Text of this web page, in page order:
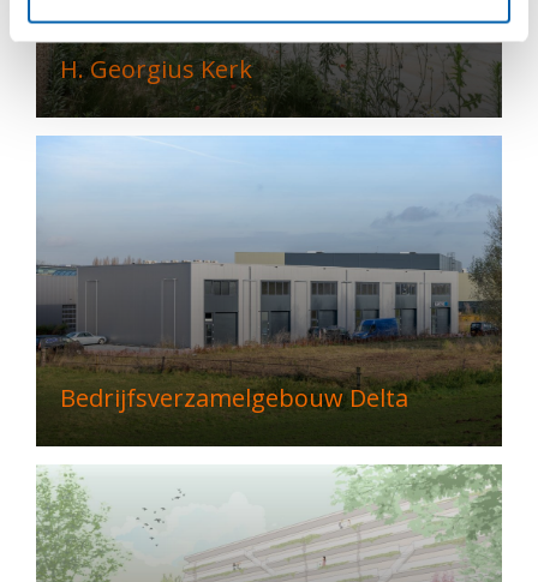
H. Georgius Kerk
Bedrijfsverzamelgebouw Delta